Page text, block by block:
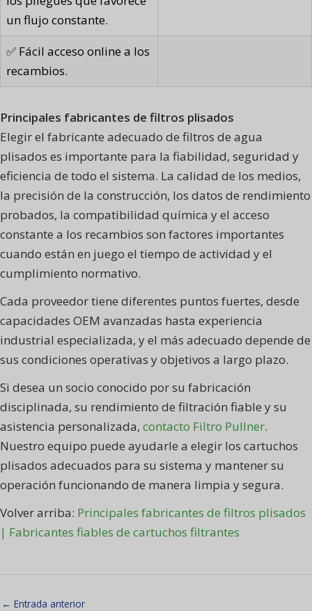
un flujo constante.
✅ Fácil acceso online a los
recambios.
Principales fabricantes de filtros plisados
Elegir el fabricante adecuado de filtros de agua
plisados es importante para la fiabilidad, seguridad y
eficiencia de todo el sistema. La calidad de los medios,
la precisión de la construcción, los datos de rendimiento
probados, la compatibilidad química y el acceso
constante a los recambios son factores importantes
cuando están en juego el tiempo de actividad y el
cumplimiento normativo.
Cada proveedor tiene diferentes puntos fuertes, desde
capacidades OEM avanzadas hasta experiencia
industrial especializada, y el más adecuado depende de
sus condiciones operativas y objetivos a largo plazo.
Si desea un socio conocido por su fabricación
disciplinada, su rendimiento de filtración fiable y su
asistencia personalizada, contacto Filtro Pullner.
Nuestro equipo puede ayudarle a elegir los cartuchos
plisados adecuados para su sistema y mantener su
operación funcionando de manera limpia y segura.
Volver arriba: Principales fabricantes de filtros plisados
| Fabricantes fiables de cartuchos filtrantes
← Entrada anterior